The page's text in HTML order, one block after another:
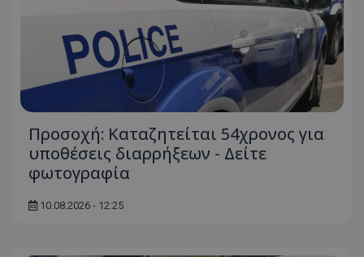
Προσοχή: Καταζητείται 54χρονος για
υποθέσεις διαρρήξεων - Δείτε
φωτογραφία
10.08.2026 - 12:25